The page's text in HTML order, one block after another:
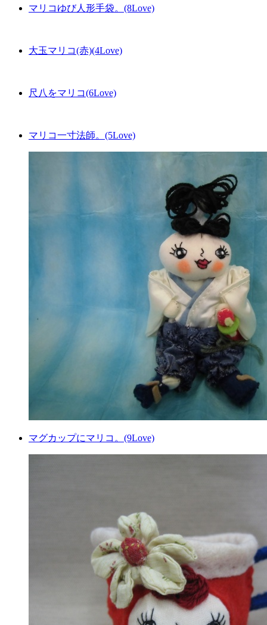
マリコゆび人形手袋。(8Love)
大玉マリコ(赤)(4Love)
尺八をマリコ(6Love)
マリコ一寸法師。(5Love)
マグカップにマリコ。(9Love)